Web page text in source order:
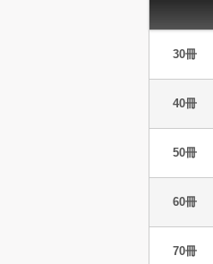
30冊
40冊
50冊
60冊
70冊